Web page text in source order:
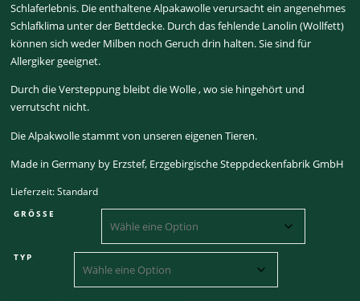
Schlaferlebnis. Die enthaltene Alpakawolle verursacht ein angenehmes
Schlafklima unter der Bettdecke. Durch das fehlende Lanolin (Wollfett)
können sich weder Milben noch Geruch drin halten. Sie sind für
Allergiker geeignet.
Durch die Versteppung bleibt die Wolle , wo sie hingehört und
verrutscht nicht.
Die Alpakwolle stammt von unseren eigenen Tieren.
Made in Germany by Erzstef, Erzgebirgische Steppdeckenfabrik GmbH
Lieferzeit:Standard
GRÖSSE
TYP